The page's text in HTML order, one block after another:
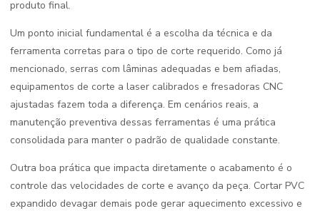
produto final.
Um ponto inicial fundamental é a escolha da técnica e da
ferramenta corretas para o tipo de corte requerido. Como já
mencionado, serras com lâminas adequadas e bem afiadas,
equipamentos de corte a laser calibrados e fresadoras CNC
ajustadas fazem toda a diferença. Em cenários reais, a
manutenção preventiva dessas ferramentas é uma prática
consolidada para manter o padrão de qualidade constante.
Outra boa prática que impacta diretamente o acabamento é o
controle das velocidades de corte e avanço da peça. Cortar PVC
expandido devagar demais pode gerar aquecimento excessivo e